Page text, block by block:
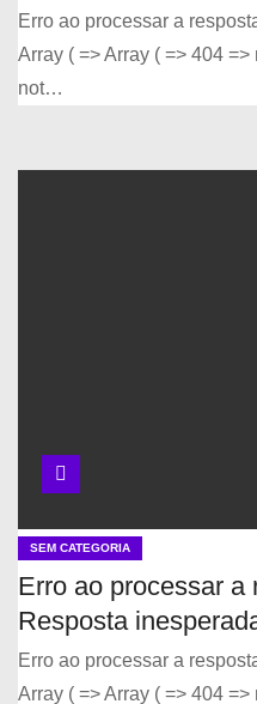
Erro ao processar a
Array ( => Array ( => 404
not…
SEM CATEGORIA
Erro ao processar a
Resposta
Erro ao processar a
Array ( => Array ( => 404